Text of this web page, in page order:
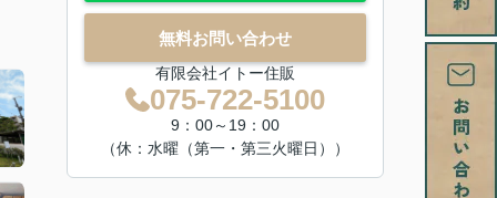
無料お問い合わせ
有限会社イトー住販
075-722-5100
9：00～19：00
（休：水曜（第一・第三火曜日））